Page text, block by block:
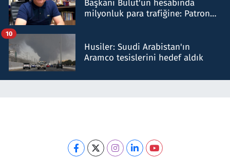
Başkanı Bulut'un hesabında
milyonluk para trafiğine: Patron
Husiler: Suudi Arabistan'ın
Aramco tesislerini hedef aldık
10